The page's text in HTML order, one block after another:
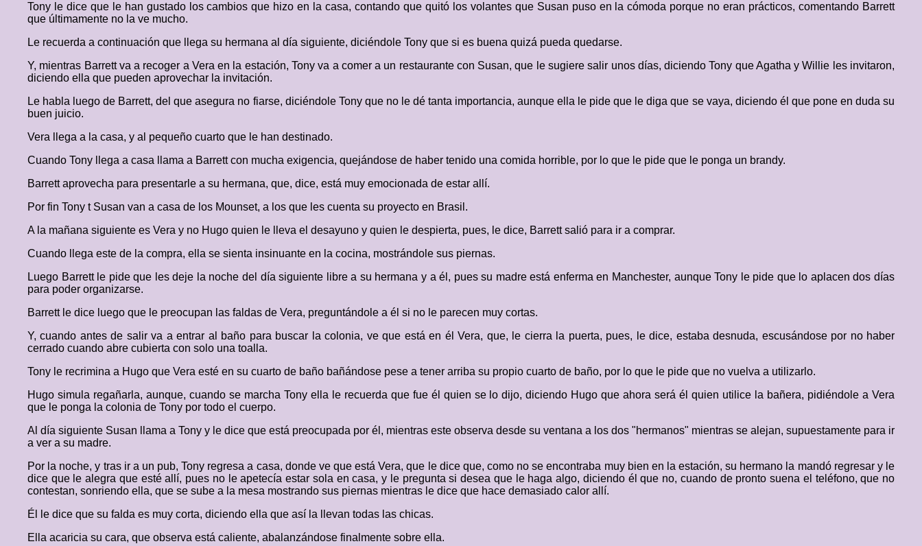
Tony le dice que le han gustado los cambios que hizo en la casa, contando que quitó los volantes que Susan puso en la cómoda porque no eran prácticos, comentando Barrett
que últimamente no la ve mucho.
Le recuerda a continuación que llega su hermana al día siguiente, diciéndole Tony que si es buena quizá pueda quedarse.
Y, mientras Barrett va a recoger a Vera en la estación, Tony va a comer a un restaurante con Susan, que le sugiere salir unos días, diciendo Tony que Agatha y Willie les invitaron,
diciendo ella que pueden aprovechar la invitación.
Le habla luego de Barrett, del que asegura no fiarse, diciéndole Tony que no le dé tanta importancia, aunque ella le pide que le diga que se vaya, diciendo él que pone en duda su
buen juicio.
Vera llega a la casa, y al pequeño cuarto que le han destinado.
Cuando Tony llega a casa llama a Barrett con mucha exigencia, quejándose de haber tenido una comida horrible, por lo que le pide que le ponga un brandy.
Barrett aprovecha para presentarle a su hermana, que, dice, está muy emocionada de estar allí.
Por fin Tony t Susan van a casa de los Mounset, a los que les cuenta su proyecto en Brasil.
A la mañana siguiente es Vera y no Hugo quien le lleva el desayuno y quien le despierta, pues, le dice, Barrett salió para ir a comprar.
Cuando llega este de la compra, ella se sienta insinuante en la cocina, mostrándole sus piernas.
Luego Barrett le pide que les deje la noche del día siguiente libre a su hermana y a él, pues su madre está enferma en Manchester, aunque Tony le pide que lo aplacen dos días
para poder organizarse.
Barrett le dice luego que le preocupan las faldas de Vera, preguntándole a él si no le parecen muy cortas.
Y, cuando antes de salir va a entrar al baño para buscar la colonia, ve que está en él Vera, que, le cierra la puerta, pues, le dice, estaba desnuda, escusándose por no haber
cerrado cuando abre cubierta con solo una toalla.
Tony le recrimina a Hugo que Vera esté en su cuarto de baño bañándose pese a tener arriba su propio cuarto de baño, por lo que le pide que no vuelva a utilizarlo.
Hugo simula regañarla, aunque, cuando se marcha Tony ella le recuerda que fue él quien se lo dijo, diciendo Hugo que ahora será él quien utilice la bañera, pidiéndole a Vera
que le ponga la colonia de Tony por todo el cuerpo.
Al día siguiente Susan llama a Tony y le dice que está preocupada por él, mientras este observa desde su ventana a los dos "hermanos" mientras se alejan, supuestamente para ir
a ver a su madre.
Por la noche, y tras ir a un pub, Tony regresa a casa, donde ve que está Vera, que le dice que, como no se encontraba muy bien en la estación, su hermano la mandó regresar y le
dice que le alegra que esté allí, pues no le apetecía estar sola en casa, y le pregunta si desea que le haga algo, diciendo él que no, cuando de pronto suena el teléfono, que no
contestan, sonriendo ella, que se sube a la mesa mostrando sus piernas mientras le dice que hace demasiado calor allí.
Él le dice que su falda es muy corta, diciendo ella que así la llevan todas las chicas.
Ella acaricia su cara, que observa está caliente, abalanzándose finalmente sobre ella.